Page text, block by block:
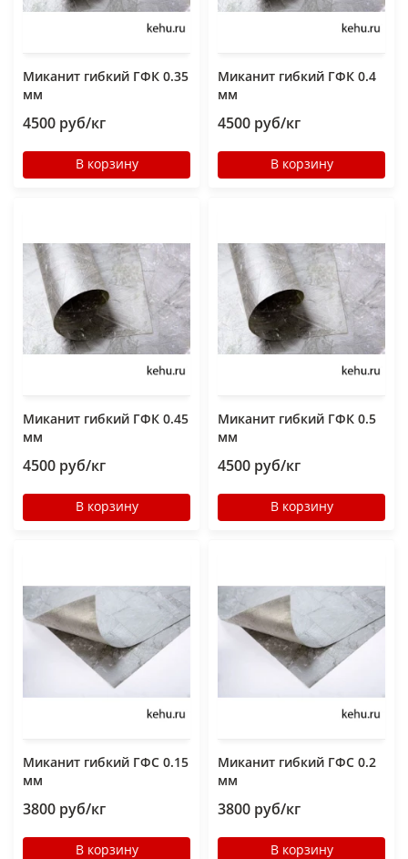
Миканит гибкий ГФК 0.35
мм
4500 руб/кг
В корзину
Миканит гибкий ГФК 0.4
мм
4500 руб/кг
В корзину
Миканит гибкий ГФК 0.45
мм
4500 руб/кг
В корзину
Миканит гибкий ГФК 0.5
мм
4500 руб/кг
В корзину
Миканит гибкий ГФС 0.15
мм
3800 руб/кг
В корзину
Миканит гибкий ГФС 0.2
мм
3800 руб/кг
В корзину